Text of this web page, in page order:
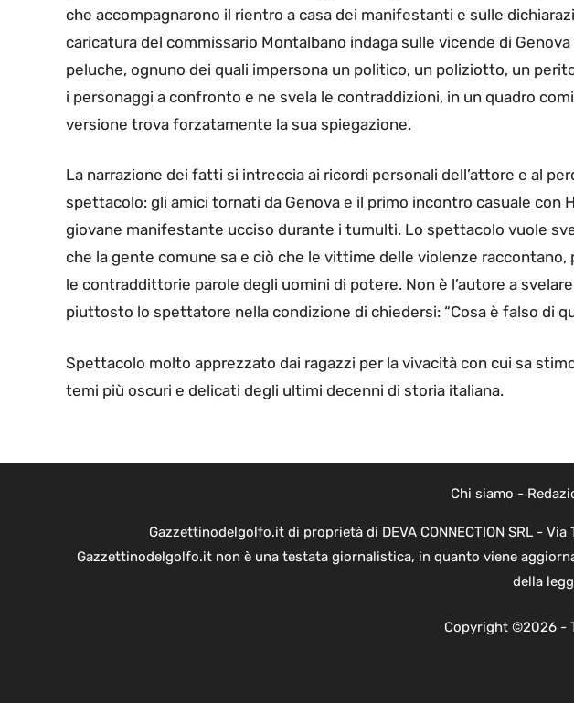
che accompagnarono il rientro a casa dei manifestanti e sulle
caricatura del commissario Montalbano indaga sulle vicende di Genova
peluche, ognuno dei quali impersona un politico, un poliziotto, un
i personaggi a confronto e ne svela le contraddizioni, in un quadro
versione trova forzatamente la sua spiegazione.
La narrazione dei fatti si intreccia ai ricordi personali dell’attore e al
spettacolo: gli amici tornati da Genova e il primo incontro casuale con
giovane manifestante ucciso durante i tumulti. Lo spettacolo vuole
che la gente comune sa e ciò che le vittime delle violenze raccontano,
le contraddittorie parole degli uomini di potere. Non è l’autore a
piuttosto lo spettatore nella condizione di chiedersi: “Cosa è falso di
Spettacolo molto apprezzato dai ragazzi per la vivacità con cui sa
temi più oscuri e delicati degli ultimi decenni di storia italiana.
Chi siamo -
Gazzettinodelgolfo.it di proprietà di DEVA CONNECTION SRL -
Gazzettinodelgolfo.it non è una testata giornalistica, in quanto viene
della
Copyright ©2026 -